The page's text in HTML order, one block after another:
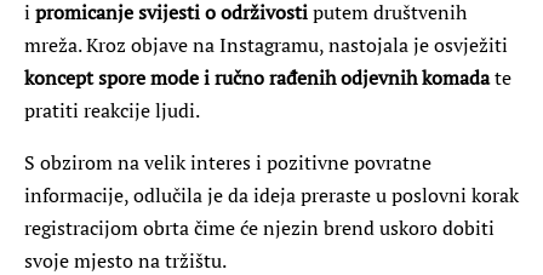
i promicanje svijesti o održivostiputem društvenih
mreža. Kroz objave na Instagramu, nastojala je osvježiti
koncept spore mode i ručno rađenih odjevnih komadate
pratiti reakcije ljudi.
S obzirom na velik interes i pozitivne povratne
informacije, odlučila je da ideja preraste u poslovni korak
registracijom obrta čime će njezin brend uskoro dobiti
svoje mjesto na tržištu.